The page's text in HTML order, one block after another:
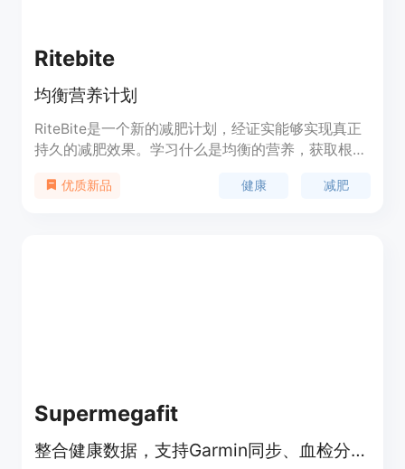
Ritebite
均衡营养计划
RiteBite是一个新的减肥计划，经证实能够实现真正
持久的减肥效果。学习什么是均衡的营养，获取根据
通过我们的洞察和反馈，保持责任感和自我激励。
优质新品 健康 减肥
Supermegafit
整合健康数据，支持Garmin同步、血检分析，可规划饮食和健身